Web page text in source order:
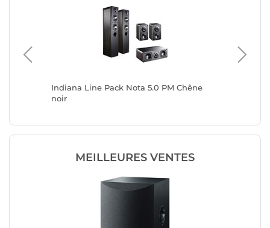
Indiana Line Pack Nota 5.0 PM Chêne
noir
MEILLEURES VENTES